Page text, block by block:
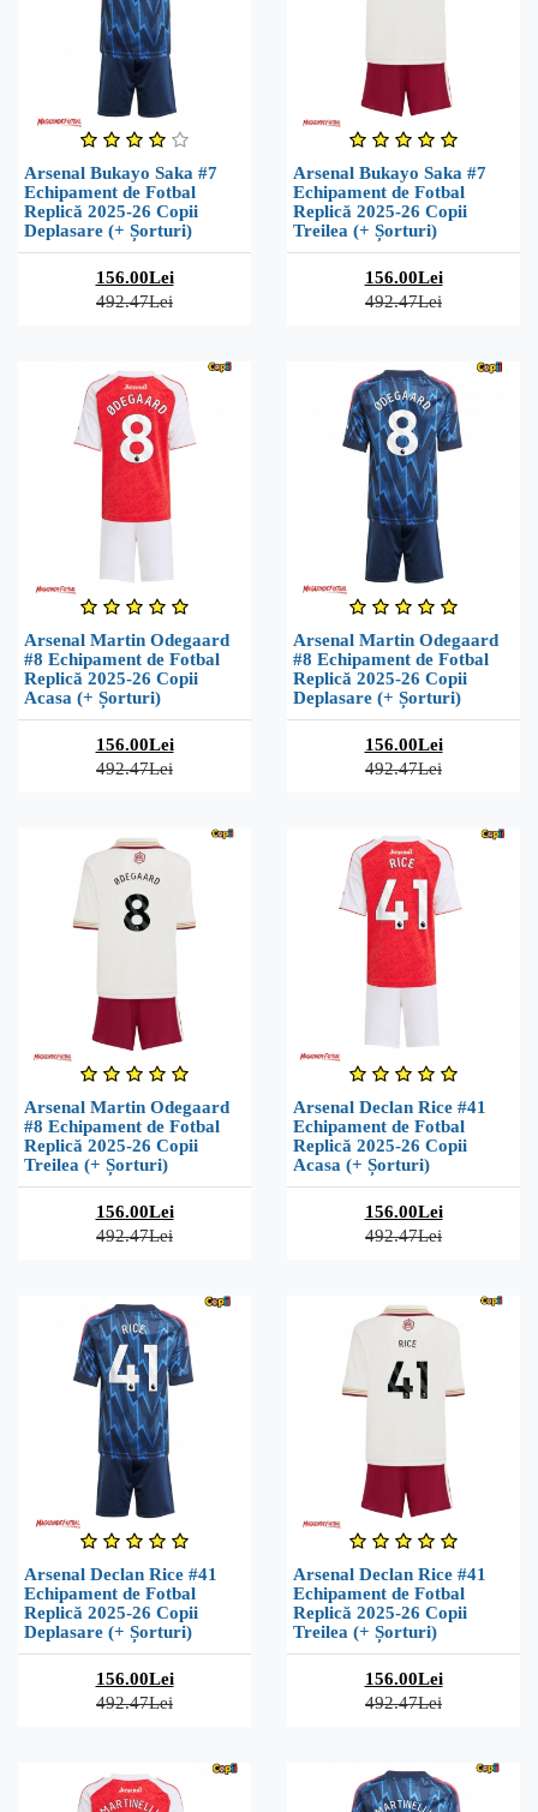
Arsenal Bukayo Saka #7
Echipament de Fotbal
Replică 2025-26 Copii
Deplasare (+ Șorturi)
156.00Lei
492.47Lei
Arsenal Bukayo Saka #7
Echipament de Fotbal
Replică 2025-26 Copii
Treilea (+ Șorturi)
156.00Lei
492.47Lei
Arsenal Martin Odegaard
#8 Echipament de Fotbal
Replică 2025-26 Copii
Acasa (+ Șorturi)
156.00Lei
492.47Lei
Arsenal Martin Odegaard
#8 Echipament de Fotbal
Replică 2025-26 Copii
Deplasare (+ Șorturi)
156.00Lei
492.47Lei
Arsenal Martin Odegaard
#8 Echipament de Fotbal
Replică 2025-26 Copii
Treilea (+ Șorturi)
156.00Lei
492.47Lei
Arsenal Declan Rice #41
Echipament de Fotbal
Replică 2025-26 Copii
Acasa (+ Șorturi)
156.00Lei
492.47Lei
Arsenal Declan Rice #41
Echipament de Fotbal
Replică 2025-26 Copii
Deplasare (+ Șorturi)
156.00Lei
492.47Lei
Arsenal Declan Rice #41
Echipament de Fotbal
Replică 2025-26 Copii
Treilea (+ Șorturi)
156.00Lei
492.47Lei